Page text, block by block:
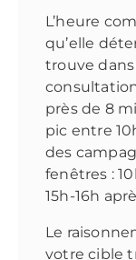
L’heure
qu’elle
trouve
près de 8
pic entre
des
fenêtres :
15h-16h
Le
votre cible